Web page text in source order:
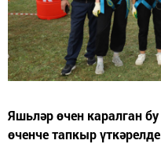
Яшьләр өчен каралган
өченче тапкыр